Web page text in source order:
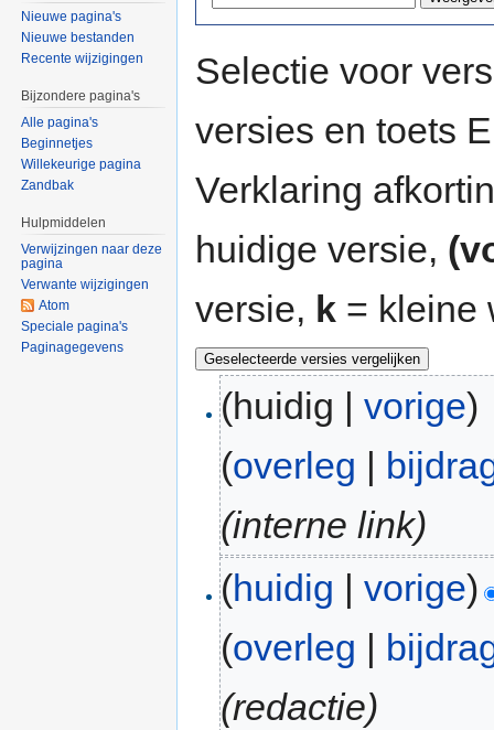
Selectie voor
versies en toets
Verklaring
huidige versie,
versie, k = kleine
(huidig |vorige)
(overleg |
(interne link)
(huidig |vorige)
(overleg
(redactie)
Nieuwe pagina's
Nieuwe bestanden
Recente wijzigingen
Bijzondere pagina's
Alle pagina's
Beginnetjes
Willekeurige pagina
Zandbak
Hulpmiddelen
Verwijzingen naar deze
pagina
Verwante wijzigingen
Atom
Speciale pagina's
Paginagegevens